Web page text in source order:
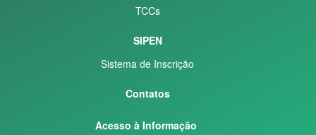
TCCs
SIPEN
Sistema de Inscrição
Contatos
Acesso à Informação